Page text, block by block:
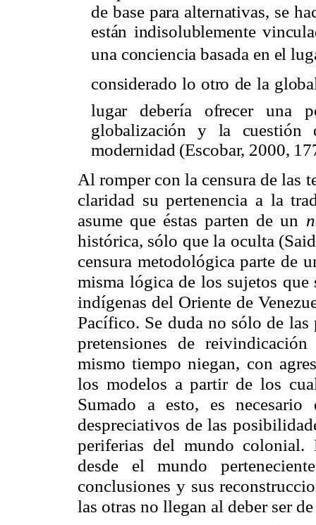
de base para alternativas, se
están indisolublemente
una conciencia basada en el
considerado lo otro de la
lugar debería ofrecer una
globalización y la cuestión
modernidad (Escobar, 2000,
Al romper con la censura de las
claridad su pertenencia a la
asume que éstas parten de un
histórica, sólo que la oculta
censura metodológica parte de
misma lógica de los sujetos
indígenas del Oriente de
Pacífico. Se duda no sólo de
pretensiones de
mismo tiempo niegan, con
los modelos a partir de los
Sumado a esto, es
despreciativos de las
periferias del mundo
desde el mundo
conclusiones y sus
las otras no llegan al deber ser